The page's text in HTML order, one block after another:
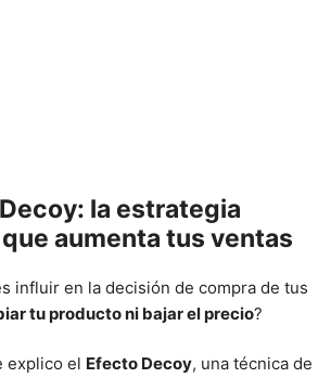
la estrategia
aumenta tus ventas
influir en la decisión de compra de tus
tu producto ni bajar el precio?
explico el Efecto Decoy, una técnica de